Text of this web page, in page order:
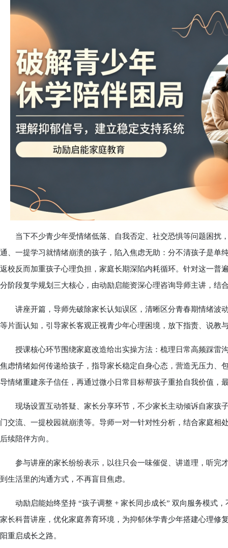
当下不少青少年受情绪低落、自我否定、社交恐惧等问题困扰
通、一提学习就情绪崩溃的孩子，陷入焦虑无助：分不清孩子是单
返校反而加重孩子心理负担，家庭长期深陷内耗循环。针对这一普
分阶段复学规划三大核心，由动励启能资深心理咨询导师主讲，结
讲座开篇，导师先破除家长认知误区，清晰区分青春期情绪波
等片面认知，引导家长客观正视青少年心理困境，放下指责、说教
授课核心环节围绕家庭改造给出实操方法：梳理日常高频踩雷
焦虑情绪如何传递给孩子，指导家长稳定自身心态，营造无压力
导情绪重建亲子信任，再通过微小日常目标帮孩子重拾自我价值，
现场设置互动答疑、家长分享环节，不少家长主动倾诉自家孩
门交流、一提校园就崩溃等。导师一对一针对性分析，结合家庭相
后续陪伴方向。
参与讲座的家长纷纷表示，以往只会一味催促、讲道理，听完
到生活里的沟通方式，不再盲目焦虑。
动励启能始终坚持 “孩子调整 + 家长同步成长” 双向服务模式，
家长科普讲座，优化家庭养育环境，为抑郁休学青少年搭建心理修
阳重启成长之路。